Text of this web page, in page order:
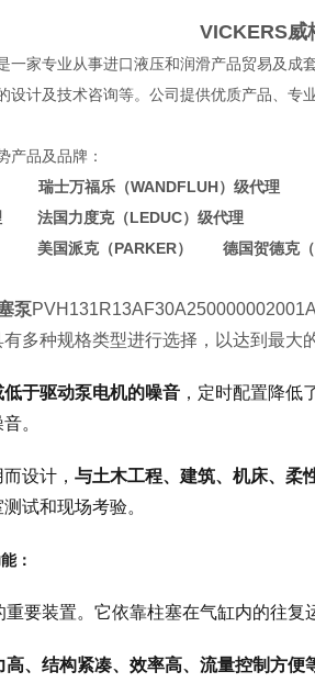
VICKERS威
一家专业从事进口液压和润滑产品贸易及成
设计及技术咨询等。公司提供优质产品、专
产品及品牌：
瑞士万福乐（WANDFLUH）级代理
法国力度克（LEDUC）级代理
美国派克（PARKER） 德国贺德克（
泵
多种规格类型进行选择，以达到最大
于驱动泵电机的噪音 ，定时配置降低
。
而设计，与土木工程、建筑、机床、柔
试和现场考验。
：
要装置。它依靠柱塞在气缸内的往复
、结构紧凑、效率高、流量控制方便